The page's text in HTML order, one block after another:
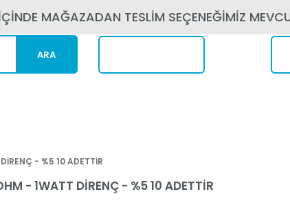
MAĞAZADAN TESLİM SEÇENEĞİMİZ
ARA
- %5 10 ADETTİR
- 1WATT DİRENÇ - %5 10 ADETTİR